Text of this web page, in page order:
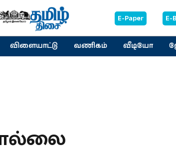
E-Paper E-
விளையாட்டு வணிகம் வீடியோ